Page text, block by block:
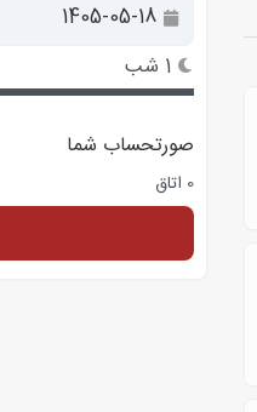
1 شب
صورتحساب شما
0 اتاق